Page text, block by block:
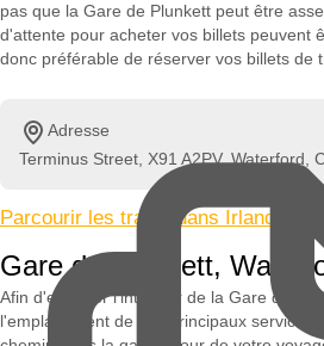
pas que la Gare de Plunkett peut être
d'attente pour acheter vos billets peuvent
donc préférable de réserver vos billets de
Adresse
Terminus Street, X91 A2PV, Waterford,
Parcourir les trains dans Irlande »
Gare de Plunkett,
Afin d'explorer l'intérieur de la Gare de
l'emplacement de ses principaux services